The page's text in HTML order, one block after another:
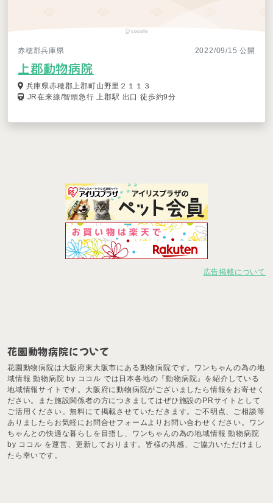
赤穂郡兵庫県 2022/09/15 公開
上郡動物病院
兵庫県赤穂郡上郡町山野里２１１３
JR在来線/智頭急行 上郡駅 出口 徒歩約9分
広告掲載について
花園動物病院について
花園動物病院は大阪府東大阪市にある動物病院です。ワンちゃんの為の地
域情報 動物病院 by ココル では日本各地の『動物病院』を紹介している
地域情報サイトです。大阪府に動物病院がございましたら情報をお寄せく
ださい。また施設関係者の方につきましてはぜひ施設のPRサイトとして
ご活用ください。無料にて掲載させていただきます。ご不明点、ご相談等
ありましたらお気軽にお問合せフォームよりお問い合わせください。ワン
ちゃんとの快適な暮らしを目指し、ワンちゃんの為の地域情報 動物病院
by ココル を運営、更新しております。皆様の共感、ご協力いただけまし
たら幸いです。